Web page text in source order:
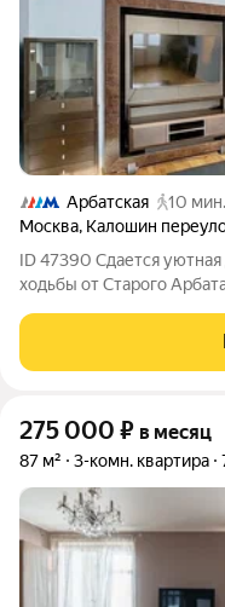
Арбатская
10 мин.
Москва, Калошин
ID 47390 Сдается
ходьбы от Старого Арбата.
ремонт и установлена
для комфортного
275 000 ₽ в месяц
87 м² 3-комн. квартира